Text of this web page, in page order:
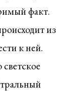
факт.
из
к ней.